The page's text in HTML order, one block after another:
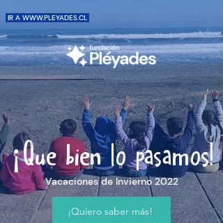
IR A WWW.PLEYADES.CL
Vacaciones de Invierno 2022
¡Quiero saber más!
¡Que bien lo pasamos!